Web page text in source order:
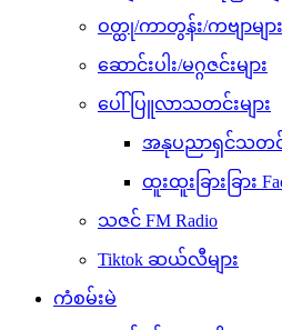
ဝတ္ထု/ကာတွန်း/ကဗျာများ
ဆောင်းပါး/မဂ္ဂဇင်းများ
ပေါ်ပြူလာသတင်းများ
အနုပညာရှင်သတင်း
ထူးထူးခြားခြား
သဇင် FM Radio
Tiktok ဆယ်လီများ
ကံစမ်းမဲ